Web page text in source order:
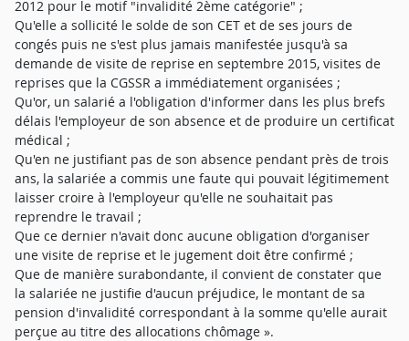
2012 pour le motif "invalidité 2ème catégorie" ;
Qu'elle a sollicité le solde de son CET et de ses jours de
congés puis ne s'est plus jamais manifestée jusqu'à sa
demande de visite de reprise en septembre 2015, visites de
reprises que la CGSSR a immédiatement organisées ;
Qu'or, un salarié a l'obligation d'informer dans les plus brefs
délais l'employeur de son absence et de produire un certificat
médical ;
Qu'en ne justifiant pas de son absence pendant près de trois
ans, la salariée a commis une faute qui pouvait légitimement
laisser croire à l'employeur qu'elle ne souhaitait pas
reprendre le travail ;
Que ce dernier n'avait donc aucune obligation d'organiser
une visite de reprise et le jugement doit être confirmé ;
Que de manière surabondante, il convient de constater que
la salariée ne justifie d'aucun préjudice, le montant de sa
pension d'invalidité correspondant à la somme qu'elle aurait
perçue au titre des allocations chômage ».